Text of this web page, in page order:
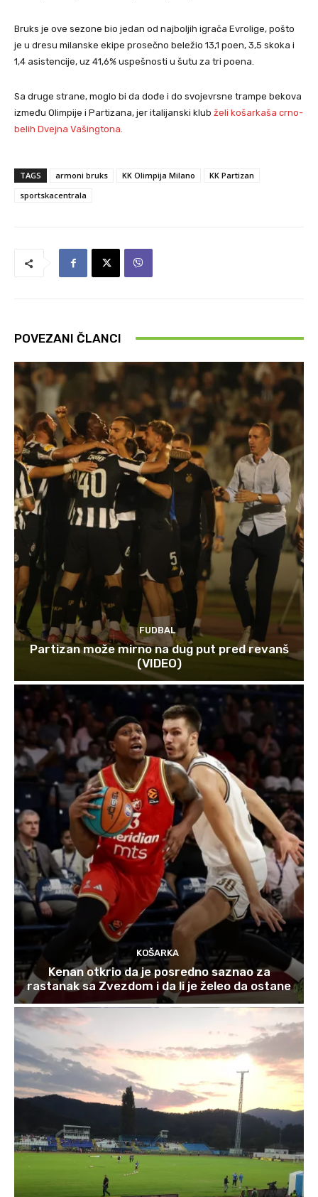
Bruks je ove sezone bio jedan od najboljih igrača Evrolige, pošto
je u dresu milanske ekipe prosečno beležio 13,1 poen, 3,5 skoka i
1,4 asistencije, uz 41,6% uspešnosti u šutu za tri poena.
Sa druge strane, moglo bi da dođe i do svojevrsne trampe bekova
između Olimpije i Partizana, jer italijanski klub želi košarkaša crno-
belih Dvejna Vašingtona.
TAGS armoni bruks KK Olimpija Milano
KK Partizan
sportskacentrala
POVEZANI ČLANCI
FUDBAL
Partizan može mirno na dug put pred revanš
(VIDEO)
KOŠARKA
Kenan otkrio da je posredno saznao za
rastanak sa Zvezdom i da li je želeo da ostane